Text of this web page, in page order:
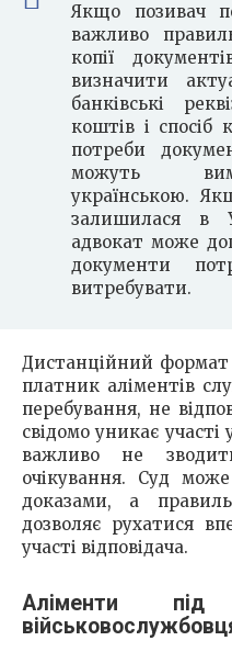
Якщо позивач
важливо
копії
визначити
банківські
коштів і спосіб
потреби
можуть
українською.
залишилася в
адвокат може
документи
витребувати.
Дистанційний
платник аліментів
перебування, не
свідомо уникає
важливо не
очікування. Суд
доказами, а
дозволяє рухатися
участі відповідача.
Аліменти